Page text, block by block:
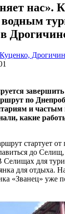
нас».
водным
по
и частым
какие
стартует
до
Селищах для
для отдыха.
«Званец» уже